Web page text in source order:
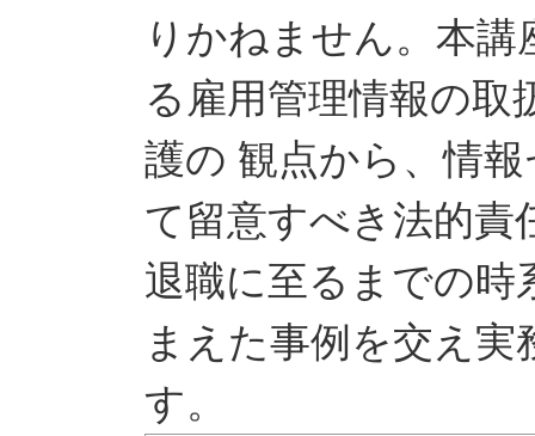
りかねません。本
る雇用管理情報の取
護の 観点から、情
て留意すべき法的責
退職に至るまでの時
まえた事例を交え
す。